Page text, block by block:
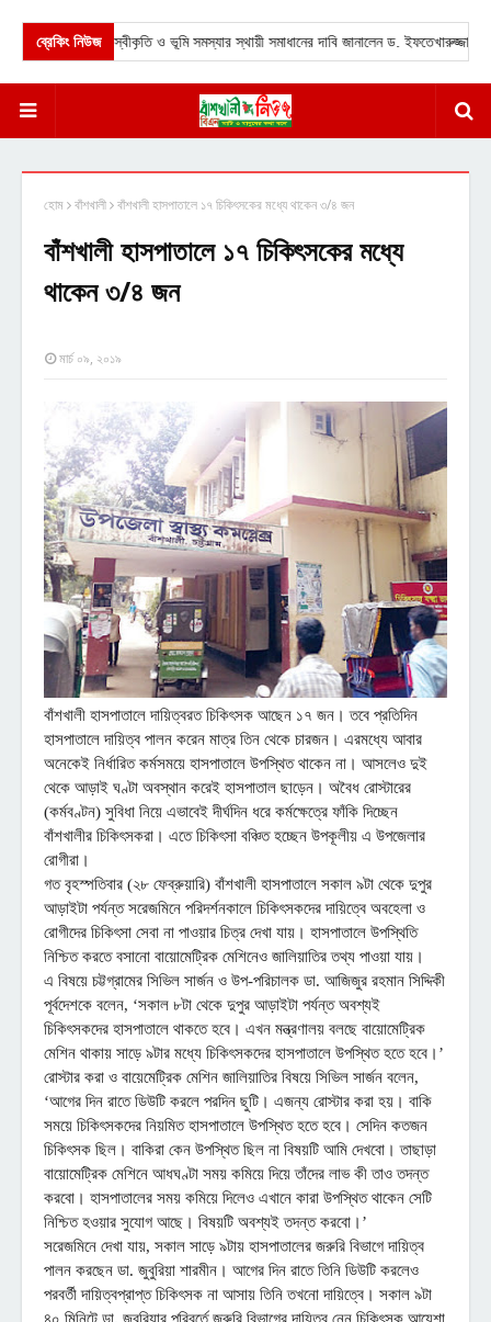
ব্রেকিং নিউজ
সাংবিধানিক স্বীকৃতি ও ভূমি সমস্যার স্থায়ী সমাধানের দাবি জানালেন ড. ইফতেখারুজ্জামান।
হোম বাঁশখালী বাঁশখালী হাসপাতালে ১৭ চিকিৎসকের মধ্যে থাকেন ৩/৪ জন
বাঁশখালী হাসপাতালে ১৭ চিকিৎসকের মধ্যে
থাকেন ৩/৪ জন
মার্চ ০৯, ২০১৯
বাঁশখালী হাসপাতালে দায়িত্বরত চিকিৎসক আছেন ১৭ জন। তবে প্রতিদিন
হাসপাতালে দায়িত্ব পালন করেন মাত্র তিন থেকে চারজন। এরমধ্যে আবার
অনেকেই নির্ধারিত কর্মসময়ে হাসপাতালে উপস্থিত থাকেন না। আসলেও দুই
থেকে আড়াই ঘণ্টা অবস্থান করেই হাসপাতাল ছাড়েন। অবৈধ রোস্টারের
(কর্মবণ্টন) সুবিধা নিয়ে এভাবেই দীর্ঘদিন ধরে কর্মক্ষেত্রে ফাঁকি দিচ্ছেন
বাঁশখালীর চিকিৎসকরা। এতে চিকিৎসা বঞ্চিত হচ্ছেন উপকূলীয় এ উপজেলার
রোগীরা।
গত বৃহস্পতিবার (২৮ ফেব্রুয়ারি) বাঁশখালী হাসপাতালে সকাল ৯টা থেকে দুপুর
আড়াইটা পর্যন্ত সরেজমিনে পরিদর্শনকালে চিকিৎসকদের দায়িত্বে অবহেলা ও
রোগীদের চিকিৎসা সেবা না পাওয়ার চিত্র দেখা যায়। হাসপাতালে উপস্থিতি
নিশ্চিত করতে বসানো বায়োমেট্রিক মেশিনেও জালিয়াতির তথ্য পাওয়া যায়।
এ বিষয়ে চট্টগ্রামের সিভিল সার্জন ও উপ-পরিচালক ডা. আজিজুর রহমান সিদ্দিকী
পূর্বদেশকে বলেন, ‘সকাল ৮টা থেকে দুপুর আড়াইটা পর্যন্ত অবশ্যই
চিকিৎসকদের হাসপাতালে থাকতে হবে। এখন মন্ত্রণালয় বলছে বায়োমেট্রিক
মেশিন থাকায় সাড়ে ৯টার মধ্যে চিকিৎসকদের হাসপাতালে উপস্থিত হতে হবে।’
রোস্টার করা ও বায়েমেট্রিক মেশিন জালিয়াতির বিষয়ে সিভিল সার্জন বলেন,
‘আগের দিন রাতে ডিউটি করলে পরদিন ছুটি। এজন্য রোস্টার করা হয়। বাকি
সময়ে চিকিৎসকদের নিয়মিত হাসপাতালে উপস্থিত হতে হবে। সেদিন কতজন
চিকিৎসক ছিল। বাকিরা কেন উপস্থিত ছিল না বিষয়টি আমি দেখবো। তাছাড়া
বায়োমেট্রিক মেশিনে আধঘণ্টা সময় কমিয়ে দিয়ে তাঁদের লাভ কী তাও তদন্ত
করবো। হাসপাতালের সময় কমিয়ে দিলেও এখানে কারা উপস্থিত থাকেন সেটি
নিশ্চিত হওয়ার সুযোগ আছে। বিষয়টি অবশ্যই তদন্ত করবো।’
সরেজমিনে দেখা যায়, সকাল সাড়ে ৯টায় হাসপাতালের জরুরি বিভাগে দায়িত্ব
পালন করছেন ডা. জুবুরিয়া শারমীন। আগের দিন রাতে তিনি ডিউটি করলেও
পরবর্তী দায়িত্বপ্রাপ্ত চিকিৎসক না আসায় তিনি তখনো দায়িত্বে। সকাল ৯টা